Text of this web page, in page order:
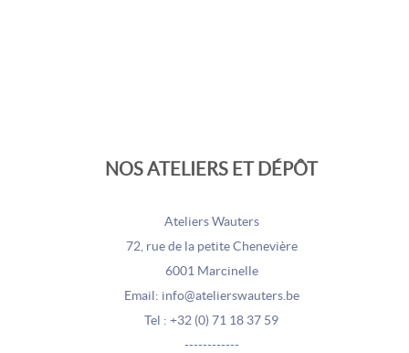
NOS ATELIERS ET DÉPÔT
Ateliers Wauters
72, rue de la petite Chenevière
6001 Marcinelle
Email: info@atelierswauters.be
Tel : +32 (0) 71 18 37 59
------------